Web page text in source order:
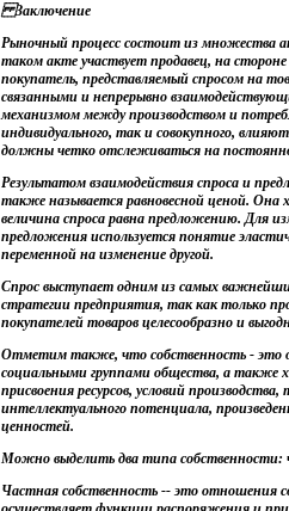
Заключение
Рыночный процесс состоит из множества
таком акте участвует продавец, на
покупатель, представляемый спросом на
связанными и непрерывно
механизмом между производством и
индивидуального, так и совокупного,
должны четко отслеживаться на
Результатом взаимодействия спроса и
также называется равновесной ценой. Она
величина спроса равна предложению. Для
предложения используется понятие
переменной на изменение другой.
Спрос выступает одним из самых
стратегии предприятия, так как только
покупателей товаров целесообразно и
Отметим также, что собственность - это
социальными группами общества, а также
присвоения ресурсов, условий
интеллектуального потенциала,
ценностей.
Можно выделить два типа собственности:
Частная собственность -- это отношения